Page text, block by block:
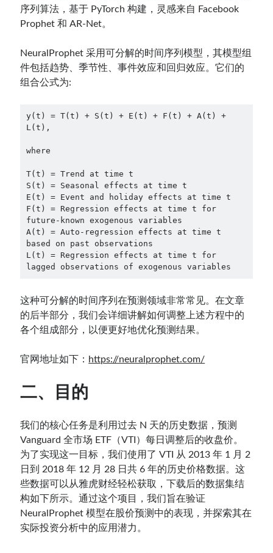
序列算法，基于 PyTorch 构建，灵感来自 Facebook
Prophet 和 AR-Net。
NeuralProphet 采用可分解的时间序列模型，其模型组
件包括趋势、季节性、事件效应和回归效应。它们的
组合公式为:
y(t) = T(t) + S(t) + E(t) + F(t) + A(t) +
L(t),
where
T(t) = Trend at time t
S(t) = Seasonal effects at time t
E(t) = Event and holiday effects at time t
F(t) = Regression effects at time t for
future-known exogenous variables
A(t) = Auto-regression effects at time t
based on past observations
L(t) = Regression effects at time t for
lagged observations of exogenous variables
这种可分解的时间序列在预测领域非常常见。在文章
的后半部分，我们会详细讲解如何调整上述方程中的
各个组成部分，以便更好地优化预测结果。
官网地址如下： https://neuralprophet.com/
二、目的
我们的核心任务是利用过去 N 天的历史数据，预测
Vanguard 全市场 ETF（VTI）每日调整后的收盘价。
为了实现这一目标，我们使用了 VTI 从 2013 年 1 月 2
日到 2018 年 12 月 28 日共 6 年的历史价格数据。这
些数据可以从雅虎财经轻松获取，下载后的数据集结
构如下所示。通过这个项目，我们旨在验证
NeuralProphet 模型在股价预测中的表现，并探索其在
实际投资分析中的应用潜力。